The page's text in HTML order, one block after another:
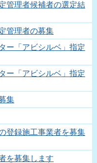
管理者候補者の選定結
管理者の募集
ー「アビシルベ」指定
ー「アビシルベ」指定
集
登録施工事業者を募集
を募集します